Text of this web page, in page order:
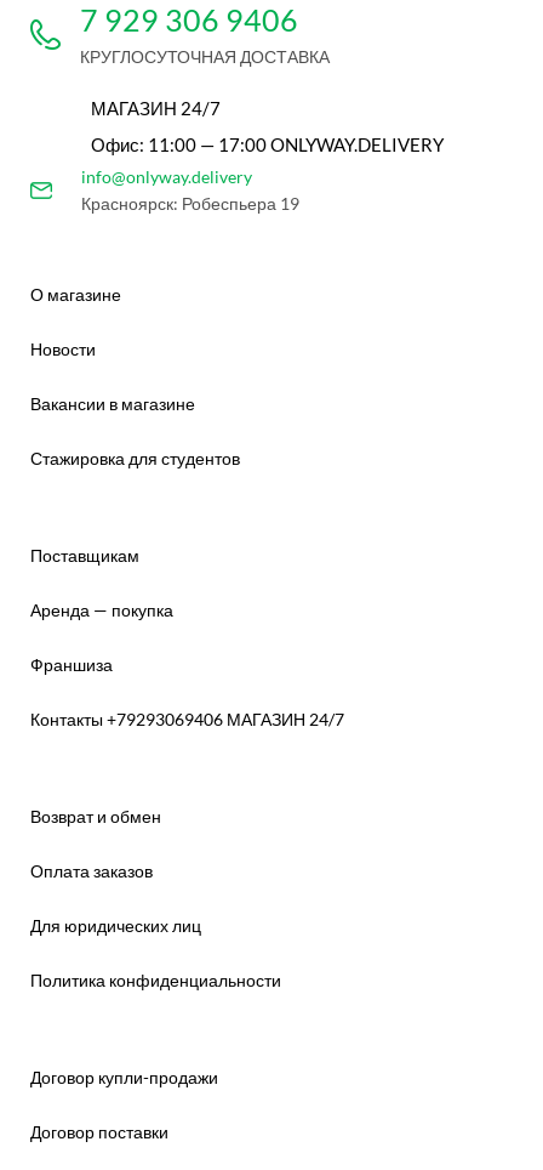
7 929 306 9406
КРУГЛОСУТОЧНАЯ ДОСТАВКА
МАГАЗИН 24/7
Офис: 11:00 — 17:00 ONLYWAY.DELIVERY
info@onlyway.delivery
Красноярск: Робеспьера 19
О магазине
Новости
Вакансии в магазине
Стажировка для студентов
Поставщикам
Аренда — покупка
Франшиза
Контакты +79293069406 МАГАЗИН 24/7
Возврат и обмен
Оплата заказов
Для юридических лиц
Политика конфиденциальности
Договор купли-продажи
Договор поставки